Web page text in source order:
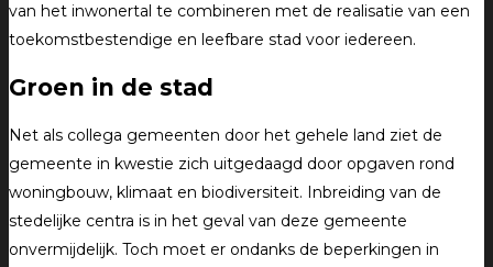
van het inwonertal te combineren met de realisatie van een
toekomstbestendige en leefbare stad voor iedereen.
Groen in de stad
Net als collega gemeenten door het gehele land ziet de
gemeente in kwestie zich uitgedaagd door opgaven rond
woningbouw, klimaat en biodiversiteit. Inbreiding van de
stedelijke centra is in het geval van deze gemeente
onvermijdelijk. Toch moet er ondanks de beperkingen in